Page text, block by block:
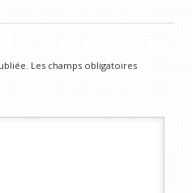
Les champs obligatoires